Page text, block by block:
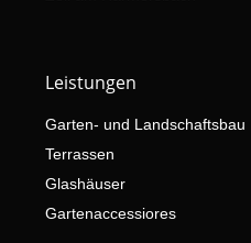
Leistungen
Garten- und Landschaftsbau
Terrassen
Glashäuser
Gartenaccessiores